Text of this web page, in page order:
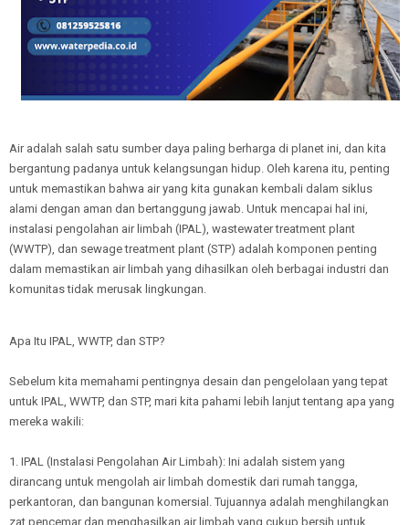
Air adalah salah satu sumber daya paling berharga di planet ini, dan kita
bergantung padanya untuk kelangsungan hidup. Oleh karena itu, penting
untuk memastikan bahwa air yang kita gunakan kembali dalam siklus
alami dengan aman dan bertanggung jawab. Untuk mencapai hal ini,
instalasi pengolahan air limbah (IPAL), wastewater treatment plant
(WWTP), dan sewage treatment plant (STP) adalah komponen penting
dalam memastikan air limbah yang dihasilkan oleh berbagai industri dan
komunitas tidak merusak lingkungan.
Apa Itu IPAL, WWTP, dan STP?
Sebelum kita memahami pentingnya desain dan pengelolaan yang tepat
untuk IPAL, WWTP, dan STP, mari kita pahami lebih lanjut tentang apa yang
mereka wakili:
1. IPAL (Instalasi Pengolahan Air Limbah): Ini adalah sistem yang
dirancang untuk mengolah air limbah domestik dari rumah tangga,
perkantoran, dan bangunan komersial. Tujuannya adalah menghilangkan
zat pencemar dan menghasilkan air limbah yang cukup bersih untuk